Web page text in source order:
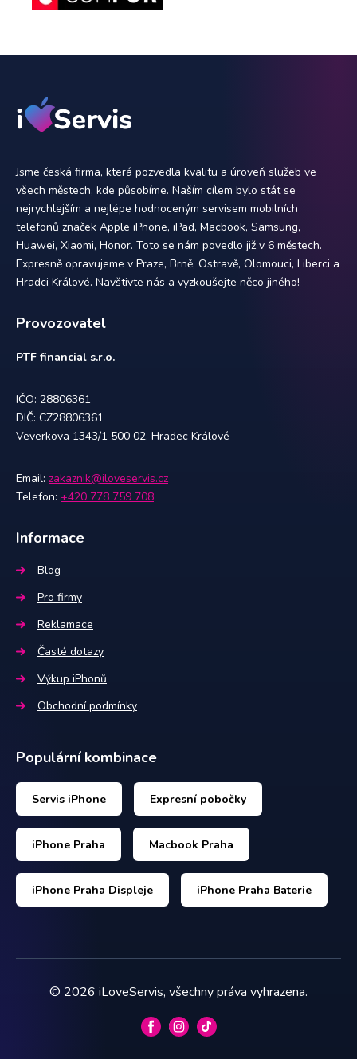
Jsme česká firma, která pozvedla kvalitu a úroveň služeb ve
všech městech, kde působíme. Naším cílem bylo stát se
nejrychlejším a nejlépe hodnoceným servisem mobilních
telefonů značek Apple iPhone, iPad, Macbook, Samsung,
Huawei, Xiaomi, Honor. Toto se nám povedlo již v 6 městech.
Expresně opravujeme v Praze, Brně, Ostravě, Olomouci, Liberci a
Hradci Králové. Navštivte nás a vyzkoušejte něco jiného!
Provozovatel
PTF financial s.r.o.
IČO: 28806361
DIČ: CZ28806361
Veverkova 1343/1 500 02, Hradec Králové
Email: zakaznik@iloveservis.cz
Telefon: +420 778 759 708
Informace
Blog
Pro firmy
Reklamace
Časté dotazy
Výkup iPhonů
Obchodní podmínky
Populární kombinace
Servis iPhone Expresní pobočky
iPhone Praha Macbook Praha
iPhone Praha Displeje iPhone Praha Baterie
© 2026 iLoveServis, všechny práva vyhrazena.